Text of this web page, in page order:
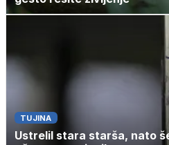
TUJINA
Ustrelil stara starša, nato